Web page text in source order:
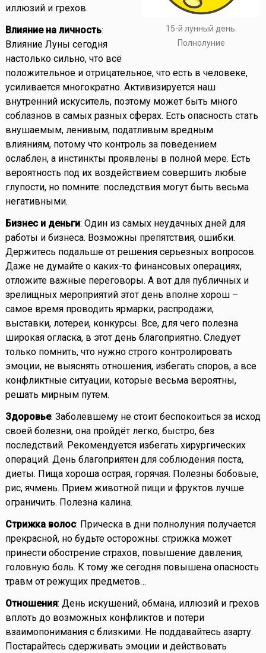
15-й лунный день.
Полнолуние
иллюзий и грехов.
Влияние на личность:
Влияние Луны сегодня
настолько сильно, что всё
положительное и отрицательное, что есть в человеке,
усиливается многократно. Активизируется наш
внутренний искуситель, поэтому может быть много
соблазнов в самых разных сферах. Есть опасность стать
внушаемым, ленивым, податливым вредным
влияниям, потому что контроль за поведением
ослаблен, а инстинкты проявлены в полной мере. Есть
вероятность под их воздействием совершить любые
глупости, но помните: последствия могут быть весьма
негативными.
Бизнес и деньги: Один из самых неудачных дней для
работы и бизнеса. Возможны препятствия, ошибки.
Держитесь подальше от решения серьезных вопросов.
Даже не думайте о каких-то финансовых операциях,
отложите важные переговоры. А вот для публичных и
зрелищных мероприятий этот день вполне хорош –
самое время проводить ярмарки, распродажи,
выставки, лотереи, конкурсы. Все, для чего полезна
широкая огласка, в этот день благоприятно. Следует
только помнить, что нужно строго контролировать
эмоции, не выяснять отношения, избегать споров, а все
конфликтные ситуации, которые весьма вероятны,
решать мирным путем.
Здоровье: Заболевшему не стоит беспокоиться за исход
своей болезни, она пройдёт легко, быстро, без
последствий. Рекомендуется избегать хирургических
операций. День благоприятен для соблюдения поста,
диеты. Пища хороша острая, горячая. Полезны бобовые,
рис, ячмень. Прием животной пищи и фруктов лучше
ограничить. Полезна калина.
Стрижка волос: Прическа в дни полнолуния получается
прекрасной, но будьте осторожны: стрижка может
принести обострение страхов, повышение давления,
головную боль. К тому же сегодня повышена опасность
травм от режущих предметов…
Отношения: День искушений, обмана, иллюзий и грехов
вплоть до возможных конфликтов и потери
взаимопонимания с близкими. Не поддавайтесь азарту.
Постарайтесь сдерживать эмоции и действовать